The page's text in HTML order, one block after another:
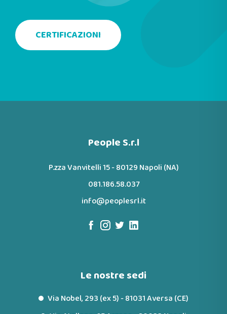
CERTIFICAZIONI
People S.r.l
P.zza Vanvitelli 15 - 80129 Napoli (NA)
081.186.58.037
info@peoplesrl.it
Le nostre sedi
Via Nobel, 293 (ex 5) - 81031 Aversa (CE)